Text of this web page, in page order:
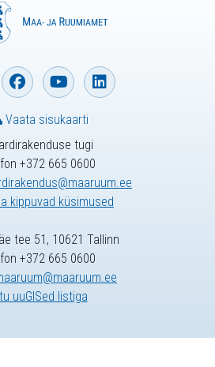
tugi
+372 665 0600
kippuvad küsimused
Vaata sisukaarti
tee 51, 10621 Tallinn
+372 665 0600
uuGISed listiga